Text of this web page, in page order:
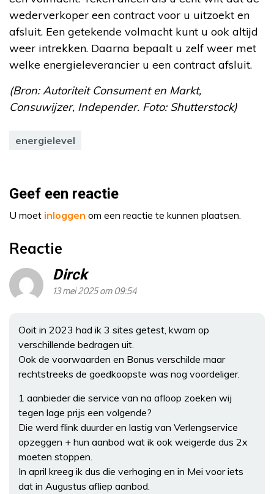
wederverkoper een contract voor u uitzoekt en
afsluit. Een getekende volmacht kunt u ook altijd
weer intrekken. Daarna bepaalt u zelf weer met
welke energieleverancier u een contract afsluit.
(Bron: Autoriteit Consument en Markt,
Consuwijzer, Independer. Foto: Shutterstock)
energielevel
Geef een reactie
U moet inloggen om een reactie te kunnen plaatsen.
Reactie
Dirck
13 mei 2025 om 09:54
Ooit in 2023 had ik 3 sites getest, kwam op
verschillende bedragen uit.
Ook de voorwaarden en Bonus verschilde maar
rechtstreeks de goedkoopste was nog voordeliger.
1 aanbieder die service van na afloop zoeken wij
tegen lage prijs een volgende?
Die werd flink duurder en lastig van Verlengservice
opzeggen + hun aanbod wat ik ook weigerde dus 2x
moeten stoppen.
In april kreeg ik dus die verhoging en in Mei voor iets
dat in Augustus afliep aanbod.